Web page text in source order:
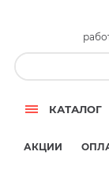
КАТАЛОГ
АКЦИИ